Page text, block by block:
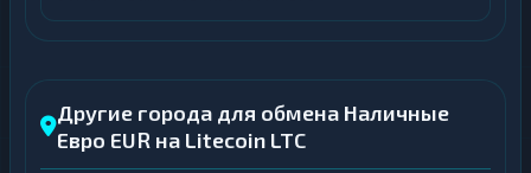
Другие города для обмена Наличные
Евро EUR на Litecoin LTC